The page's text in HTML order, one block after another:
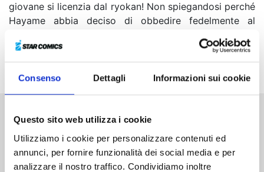
Consenso Dettagli Informazioni sui cookie
Questo sito web utilizza i cookie
Utilizziamo i cookie per personalizzare contenuti ed
annunci, per fornire funzionalità dei social media e per
analizzare il nostro traffico. Condividiamo inoltre
giovane si licenzia dal ryokan! Non spiegandosi perché
Hayame abbia deciso di obbedire fedelmente al
insieme. Ha così finalmente inizio la fugace e luminosa
storia risalente a dieci anni prima...
Altri volumi della serie